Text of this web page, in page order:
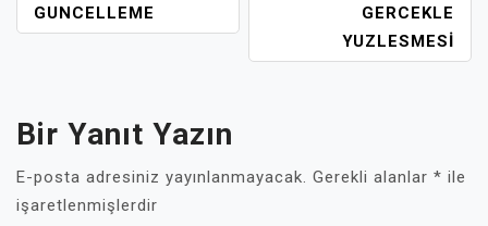
GUNCELLEME
GERCEKLE
YUZLESMESI
Bir Yanıt Yazın
E-posta adresiniz yayınlanmayacak. Gerekli alanlar * ile
işaretlenmişlerdir